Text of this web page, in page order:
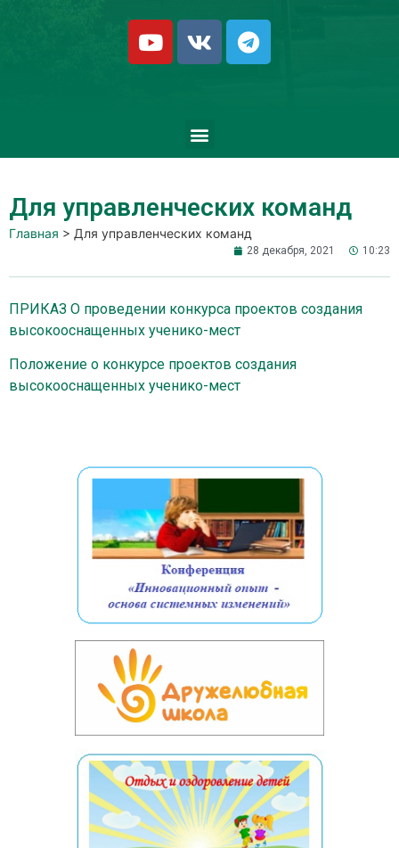
Для управленческих команд
Главная > Для управленческих команд
28 декабря, 2021 10:23
ПРИКАЗ О проведении конкурса проектов создания
высокооснащенных ученико-мест
Положение о конкурсе проектов создания
высокооснащенных ученико-мест